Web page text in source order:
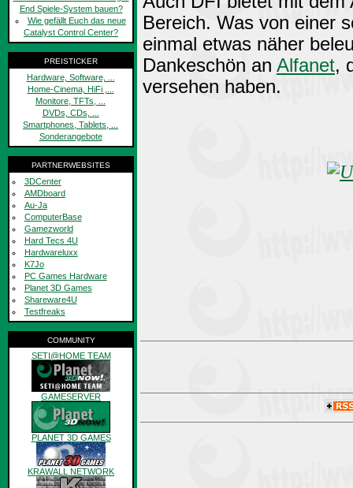
End Spiele-System bauen?
Wie gefällt Euch das neue
Catalyst Control Center?
PREISTICKER
Hardware, Software, ...
Home-Cinema, HiFi ,...
Monitore, TFTs, ...
DVDs, CDs, ...
Smartphones, Tablets, ...
Sonderangebote
PARTNERWEBSITES
3DCenter
AMDboard
Au-Ja
ComputerBase
Gamezworld
Hard Tecs 4U
Hardwareluxx
K7Jo
PC Games Hardware
Planet 3D Games
Shareware4U
Testfreaks
COMMUNITY
SETI@HOME TEAM
GAMESERVER
PLANET 3D GAMES
KRAWALL NETWORK
Bereich. Was von einer
einmal etwas näher
Dankeschön an Alfanet,
versehen haben.